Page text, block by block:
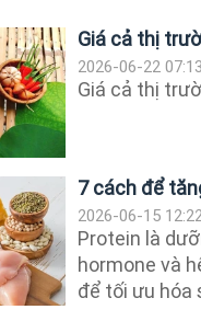
Giá cả thị
2026-06-22
Giá cả thị
7 cách để
2026-06-15
Protein là
hormone và
để tối ưu hóa